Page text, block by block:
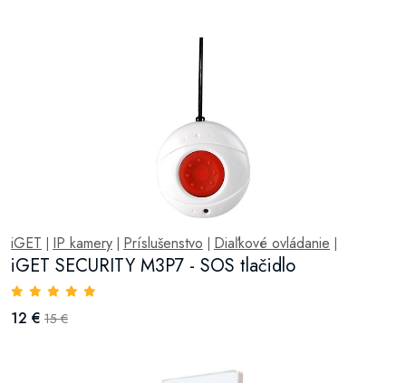
iGET IP kamery Príslušenstvo Diaľkové ovládanie
iGET SECURITY M3P7 - SOS tlačidlo
12 € 15 €